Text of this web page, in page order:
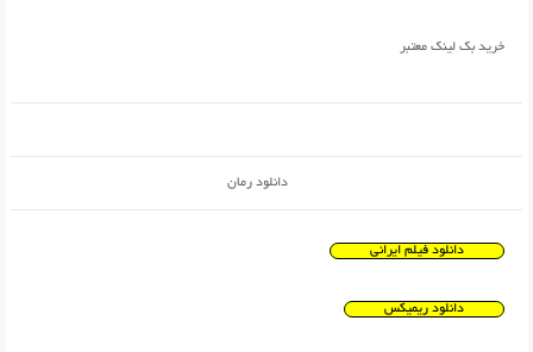
خرید بک لینک معتبر
دانلود رمان
دانلود فیلم ایرانی
دانلود ریمیکس